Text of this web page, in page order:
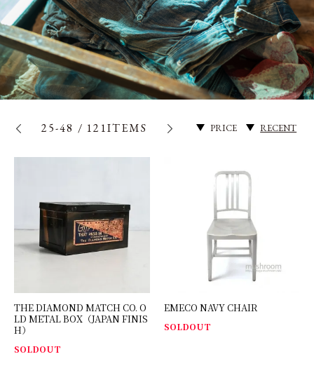
STAFF
SHOP
25-48 / 121ITEMS PRICE RECENT
THE DIAMOND MATCH CO. O
LD METAL BOX（JAPAN FINIS
H）
SOLDOUT
EMECO NAVY CHAIR
SOLDOUT